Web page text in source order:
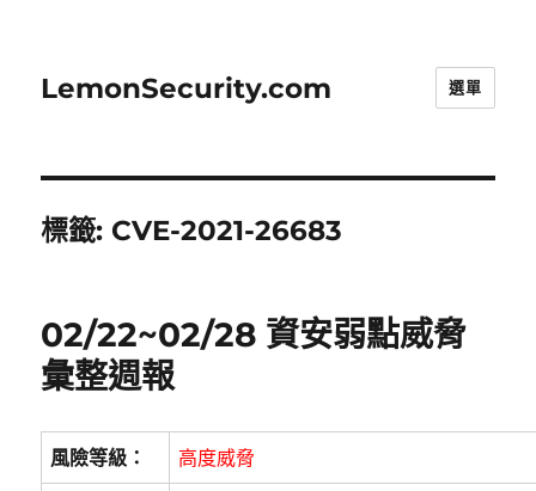
LemonSecurity.com 選單
標籤: CVE-2021-26683
02/22~02/28 資安弱點威脅
彙整週報
風險等級： 高度威脅